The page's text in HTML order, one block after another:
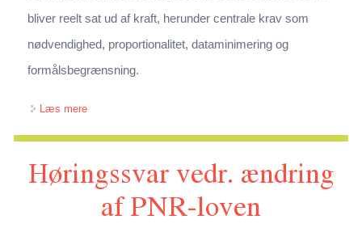
bliver reelt sat ud af kraft, herunder centrale krav som
nødvendighed, proportionalitet, dataminimering og
formålsbegrænsning.
Læs mereom Høringssvar vedr. lovforslag om udvikling og
anvendelse af AI-systemer ved behandling af
Høringssvar vedr. ændring
af PNR-loven